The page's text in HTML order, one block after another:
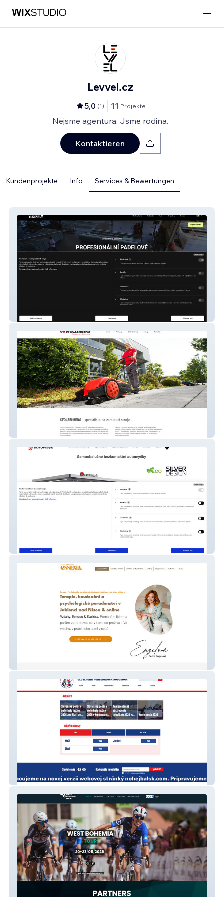
Levvel.cz
5,0 (1) 11 Projekte
Nejsme agentura. Jsme rodina.
Kontaktieren
Kundenprojekte Info Services & Bewertungen
Padelgame.cz
Stolzenberg
Eurowash
Slovenska nohejbalova asociacia